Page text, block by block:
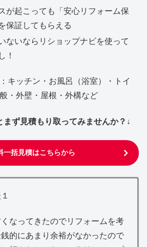
が起こっても「安心リフォーム保
保証してもらえる
ないならリショップナビを使って
！
キッチン・お風呂（浴室）・トイ
・外壁・屋根・外構など
まず見積もり取ってみませんか？↓
一括見積はこちらから
なってきたのでリフォームを考
的にあまり余裕がなかったので